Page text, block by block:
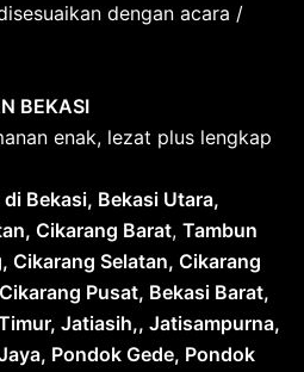
dengan acara /
BEKASI
enak, lezat plus lengkap
Bekasi, Bekasi Utara,
Cikarang Barat, Tambun
Cikarang Selatan, Cikarang
Pusat, Bekasi Barat,
Jatiasih,, Jatisampurna,
Pondok Gede, Pondok